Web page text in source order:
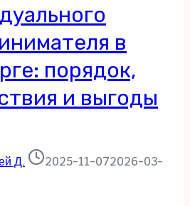
в
порядок,
и выгоды
Д. 2025-11-072026-03-